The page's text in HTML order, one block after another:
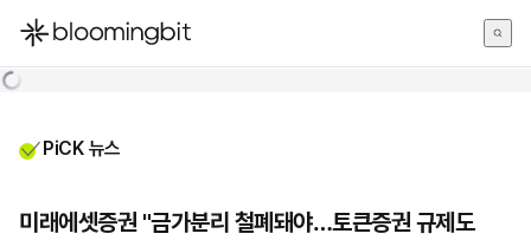
한국어
PiCK 뉴스
미래에셋증권 "금가분리 철폐돼야…토큰증권 규제도